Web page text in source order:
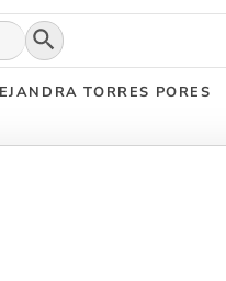
Botón de búsqueda
TORRES PORES